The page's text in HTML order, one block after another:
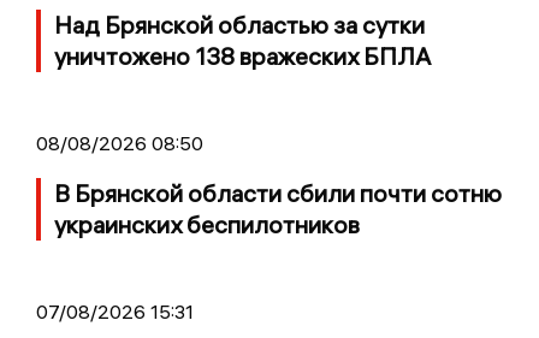
Над Брянской областью за сутки
уничтожено 138 вражеских БПЛА
08/08/2026 08:50
В Брянской области сбили почти сотню
украинских беспилотников
07/08/2026 15:31